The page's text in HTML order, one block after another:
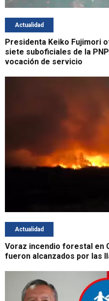
Actualidad
Presidenta Keiko Fujimori
siete suboficiales de la
vocación de servicio
Actualidad
Voraz incendio forestal en
fueron alcanzados por las